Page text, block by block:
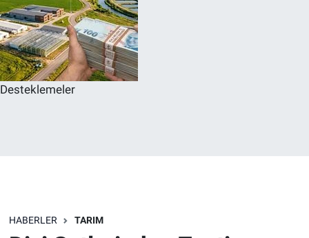
Desteklemeler
HABERLER TARIM